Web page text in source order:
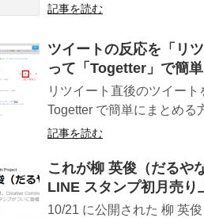
記事を読む
ツイートの反応を「リ
って「Togetter」で簡
リツイート直後のツイート
Togetter で簡単にまとめる
記事を読む
これが柳 英俊（だる
LINE スタンプ初月売り
10/21 に公開された 柳 英